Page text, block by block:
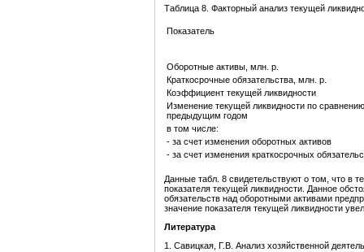
Таблица 8. Факторный анализ текущей
Показатель
Оборотные активы, млн. р.
Краткосрочные обязательства, млн. р.
Коэффициент текущей ликвидности
Изменение текущей ликвидности по
предыдущим годом
в том числе:
- за счет изменения оборотных активов
- за счет изменения краткосрочных
Данные табл. 8 свидетельствуют о том, что в
показателя текущей ликвидности. Данное
обязательств над оборотными активами
значение показателя текущей ликвидности
Литература
1. Савицкая, Г.В. Анализ хозяйственной